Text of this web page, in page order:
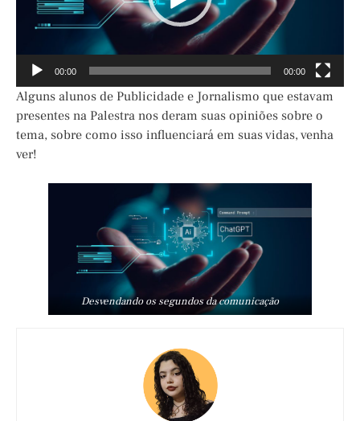
00:00 00:00
Alguns alunos de Publicidade e Jornalismo que estavam
presentes na Palestra nos deram suas opiniões sobre o
tema, sobre como isso influenciará em suas vidas, venha
ver!
Desvendando os segundos da comunicação